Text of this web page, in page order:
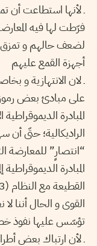
ـ لأنها استطاعت أن
فرّطت لها فيه
لضعف حالهم و
أجهزة القمع عليهم
ـ لان الانتهازية و
على مبادئ بعض
المبادرة
الراديكالية؛ حتّى
“انتصارٍ” للمعارضة
المبادرة
القوى و الحال أننا
تؤسّس عليها نفوذ
ـ لأن ارتباك بعض